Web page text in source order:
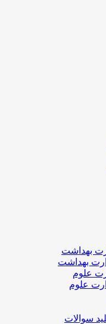
بهداشت
بهداشت
علوم
علوم
سوالات